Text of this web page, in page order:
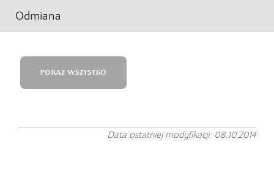
Odmiana
POKAŻ WSZYSTKO
Data ostatniej modyfikacji: 08.10.2014